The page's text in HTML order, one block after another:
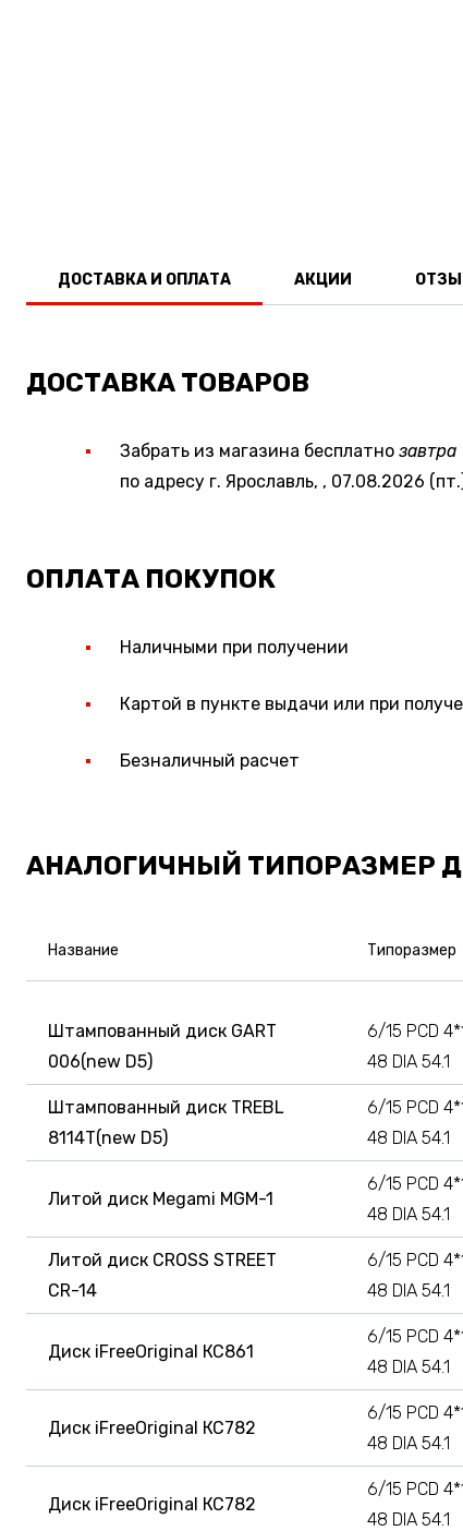
ДОСТАВКА И ОПЛАТА АКЦИИ
ДОСТАВКА ТОВАРОВ
Забрать из магазина бесплатно завтра
по адресу г. Ярославль, , 07.08.2026
ОПЛАТА ПОКУПОК
Наличными при получении
Картой в пункте выдачи или при
Безналичный расчет
АНАЛОГИЧНЫЙ ТИПОРАЗМЕР
Название Типоразмер
Штампованный диск GART
006(new D5)
6/15 PCD
48 DIA 54.1
Штампованный диск TREBL
8114T(new D5)
6/15 PCD
48 DIA 54.1
Литой диск Megami MGM-1
6/15 PCD
48 DIA 54.1
Литой диск CROSS STREET
CR-14
6/15 PCD
48 DIA 54.1
Диск iFreeOriginal КС861
6/15 PCD
48 DIA 54.1
Диск iFreeOriginal КС782
6/15 PCD
48 DIA 54.1
Диск iFreeOriginal КС782
6/15 PCD
48 DIA 54.1